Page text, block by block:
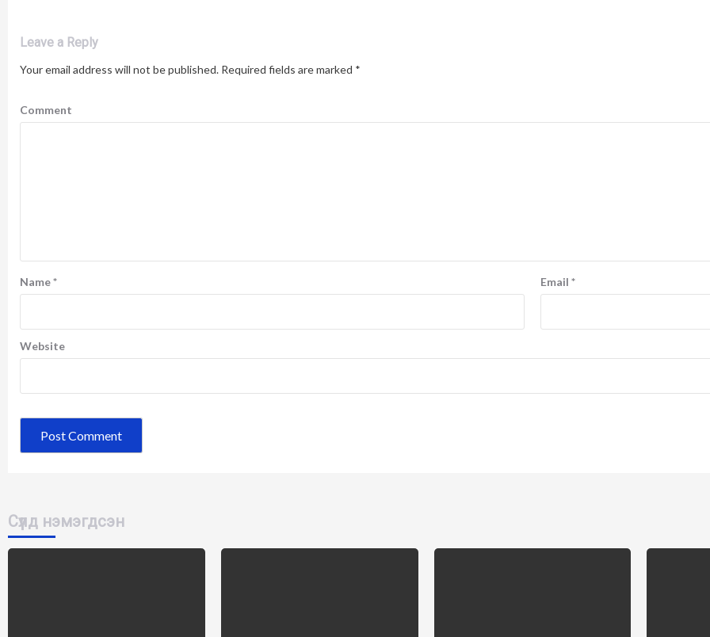
Leave a Reply
Your email address will not be published. Required fields are marked *
Comment
Name* Email *
Website
Сүүлд нэмэгдсэн